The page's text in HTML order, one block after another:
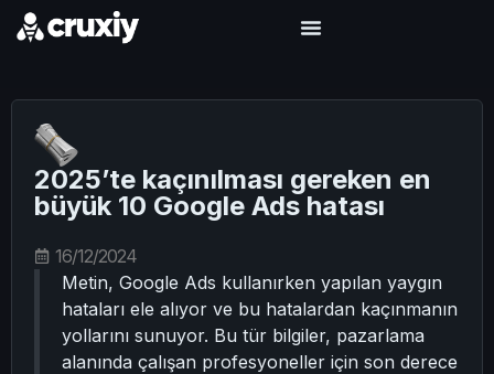
2025’te kaçınılması gereken en
büyük 10 Google Ads hatası
16/12/2024
Metin, Google Ads kullanırken yapılan yaygın
hataları ele alıyor ve bu hatalardan kaçınmanın
yollarını sunuyor. Bu tür bilgiler, pazarlama
alanında çalışan profesyoneller için son derece